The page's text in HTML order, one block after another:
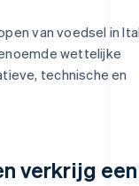
van voedsel in
wettelijke
technische en
verkrijg een